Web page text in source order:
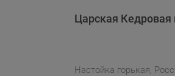
Царская Кедровая
Настойка горькая,